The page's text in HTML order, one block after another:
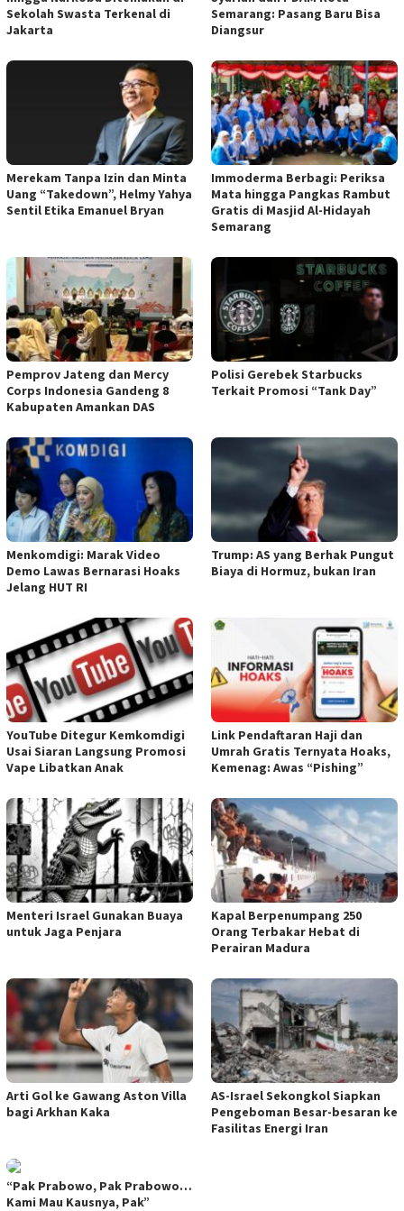
Sekolah Swasta Terkenal di
Jakarta
Semarang: Pasang Baru Bisa
Diangsur
Merekam Tanpa Izin dan Minta
Uang “Takedown”, Helmy Yahya
Sentil Etika Emanuel Bryan
Immoderma Berbagi: Periksa
Mata hingga Pangkas Rambut
Gratis di Masjid Al-Hidayah
Semarang
Pemprov Jateng dan Mercy
Corps Indonesia Gandeng 8
Kabupaten Amankan DAS
Polisi Gerebek Starbucks
Terkait Promosi “Tank Day”
Menkomdigi: Marak Video
Demo Lawas Bernarasi Hoaks
Jelang HUT RI
Trump: AS yang Berhak Pungut
Biaya di Hormuz, bukan Iran
YouTube Ditegur Kemkomdigi
Usai Siaran Langsung Promosi
Vape Libatkan Anak
Link Pendaftaran Haji dan
Umrah Gratis Ternyata Hoaks,
Kemenag: Awas “Pishing”
Menteri Israel Gunakan Buaya
untuk Jaga Penjara
Kapal Berpenumpang 250
Orang Terbakar Hebat di
Perairan Madura
Arti Gol ke Gawang Aston Villa
bagi Arkhan Kaka
AS-Israel Sekongkol Siapkan
Pengeboman Besar-besaran ke
Fasilitas Energi Iran
“Pak Prabowo, Pak Prabowo…
Kami Mau Kausnya, Pak”